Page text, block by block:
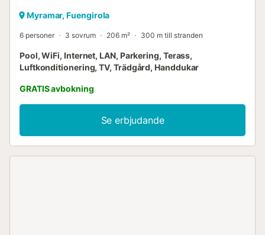
Myramar, Fuengirola
6 personer 3 sovrum 206 m² 300 m till stranden
Pool, WiFi, Internet, LAN, Parkering, Terass,
Luftkonditionering, TV, Trädgård, Handdukar
GRATIS avbokning
Se erbjudande